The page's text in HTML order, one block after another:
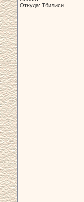
Откуда: Тбилиси